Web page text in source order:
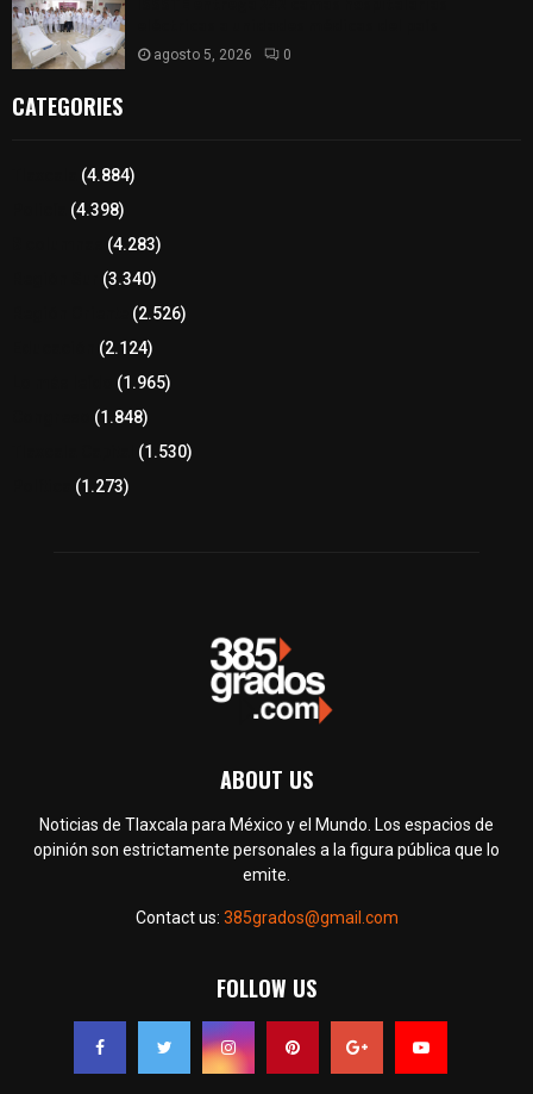
agosto 5, 2026 0
CATEGORIES
(4.884)
(4.398)
(4.283)
(3.340)
(2.526)
(2.124)
(1.965)
(1.848)
(1.530)
(1.273)
ABOUT US
Noticias de Tlaxcala para México y el Mundo. Los espacios de
opinión son estrictamente personales a la figura pública que lo
emite.
Contact us: 385grados@gmail.com
FOLLOW US